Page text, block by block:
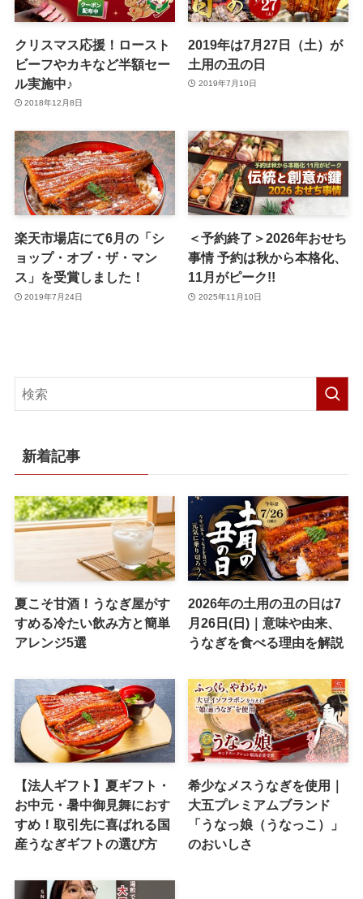
クリスマス応援！ロースト
ビーフやカキなど半額セー
ル実施中♪
2018年12月8日
2019年は7月27日（土）が
土用の丑の日
2019年7月10日
楽天市場店にて6月の「シ
ョップ・オブ・ザ・マン
ス」を受賞しました！
2019年7月24日
＜予約終了＞2026年おせち
事情 予約は秋から本格化、
11月がピーク!!
2025年11月10日
新着記事
夏こそ甘酒！うなぎ屋がす
すめる冷たい飲み方と簡単
アレンジ5選
2026年の土用の丑の日は7
月26日(日)｜意味や由来、
うなぎを食べる理由を解説
【法人ギフト】夏ギフト・
お中元・暑中御見舞におす
すめ！取引先に喜ばれる国
産うなぎギフトの選び方
希少なメスうなぎを使用｜
大五プレミアムブランド
「うなっ娘（うなっこ）」
のおいしさ